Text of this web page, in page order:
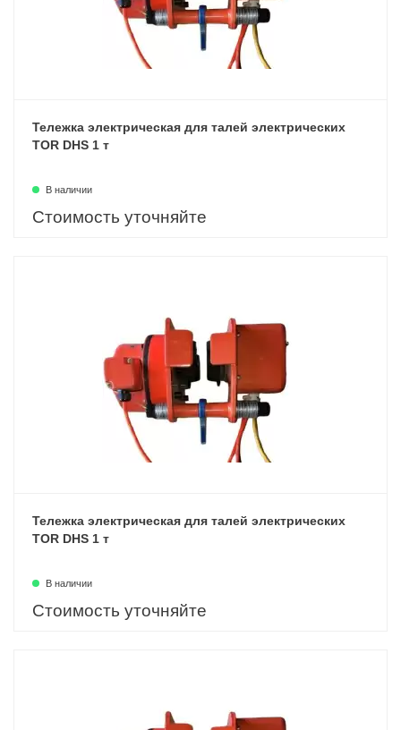
Тележка электрическая для талей электрических
TOR DHS 1 т
В наличии
Стоимость уточняйте
Тележка электрическая для талей электрических
TOR DHS 1 т
В наличии
Стоимость уточняйте